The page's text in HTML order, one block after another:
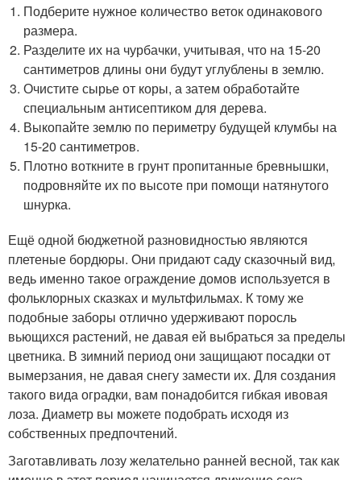
Подберите нужное количество веток одинакового
размера.
Разделите их на чурбачки, учитывая, что на 15-20
сантиметров длины они будут углублены в землю.
Очистите сырье от коры, а затем обработайте
специальным антисептиком для дерева.
Выкопайте землю по периметру будущей клумбы на
15-20 сантиметров.
Плотно воткните в грунт пропитанные бревнышки,
подровняйте их по высоте при помощи натянутого
шнурка.
Ещё одной бюджетной разновидностью являются
плетеные бордюры. Они придают саду сказочный вид,
ведь именно такое ограждение домов используется в
фольклорных сказках и мультфильмах. К тому же
подобные заборы отлично удерживают поросль
вьющихся растений, не давая ей выбраться за пределы
цветника. В зимний период они защищают посадки от
вымерзания, не давая снегу замести их. Для создания
такого вида оградки, вам понадобится гибкая ивовая
лоза. Диаметр вы можете подобрать исходя из
собственных предпочтений.
Заготавливать лозу желательно ранней весной, так как